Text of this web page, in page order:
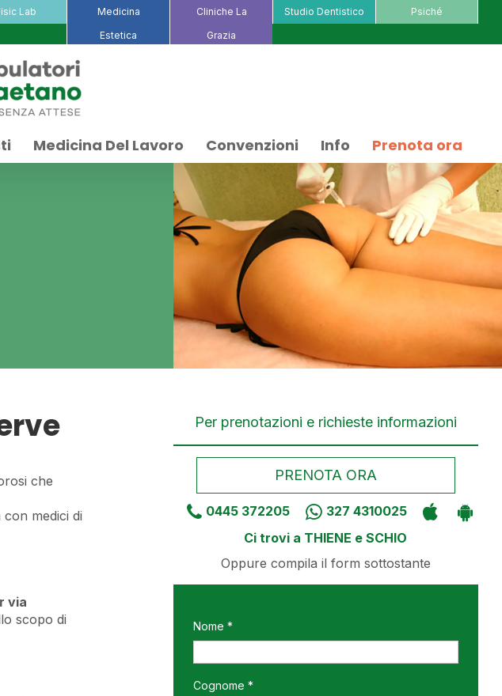
Lab
Medicina
Estetica
Cliniche La
Grazia
Studio Dentistico Psiché
Medicina Del Lavoro Convenzioni Info Prenota ora
che
con medici di
via
scopo di
Per prenotazioni e richieste informazioni
PRENOTA ORA
0445 372205
327 4310025
Ci trovi a THIENE e SCHIO
Oppure compila il form sottostante
Nome *
Cognome *